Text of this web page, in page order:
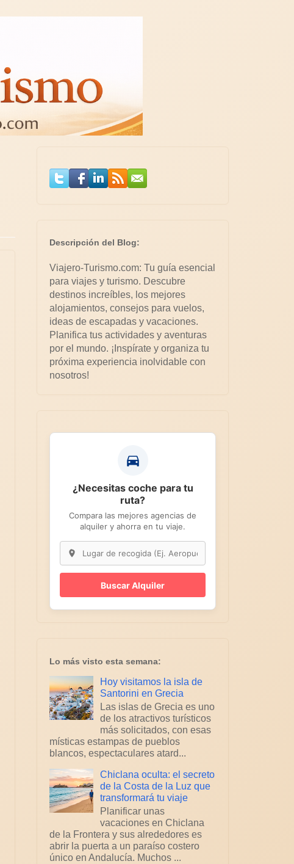
Descripción del Blog:
Viajero-Turismo.com: Tu guía esencial
para viajes y turismo. Descubre
destinos increíbles, los mejores
alojamientos, consejos para vuelos,
ideas de escapadas y vacaciones.
Planifica tus actividades y aventuras
por el mundo. ¡Inspírate y organiza tu
próxima experiencia inolvidable con
nosotros!
¿Necesitas coche para tu
ruta?
Compara las mejores agencias de
alquiler y ahorra en tu viaje.
Buscar Alquiler
Lo más visto esta semana:
Hoy visitamos la isla de
Santorini en Grecia
Las islas de Grecia es uno
de los atractivos turísticos
más solicitados, con esas
místicas estampas de pueblos
blancos, espectaculares atard...
Chiclana oculta: el secreto
de la Costa de la Luz que
transformará tu viaje
Planificar unas
vacaciones en Chiclana
de la Frontera y sus alrededores es
abrir la puerta a un paraíso costero
único en Andalucía. Muchos ...